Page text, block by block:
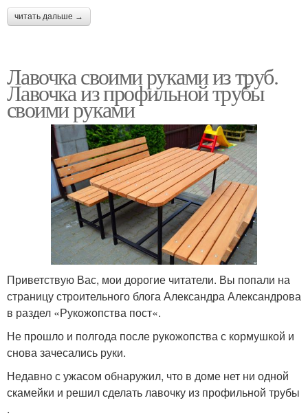
читать дальше →
Лавочка своими руками из труб.
Лавочка из профильной трубы
своими руками
Приветствую Вас, мои дорогие читатели. Вы попали на
страницу строительного блога Александра Александрова
в раздел «Рукожопства пост«.
Не прошло и полгода после рукожопства с кормушкой и
снова зачесались руки.
Недавно с ужасом обнаружил, что в доме нет ни одной
скамейки и решил сделать лавочку из профильной трубы
.